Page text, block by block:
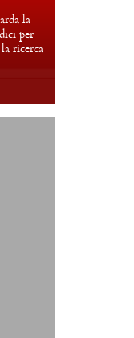
la
per
ricerca